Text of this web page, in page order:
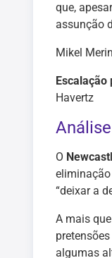
que,
assunção
Mikel
Escalação
Havertz
O
eliminação
“deixar a
A mais
algumas